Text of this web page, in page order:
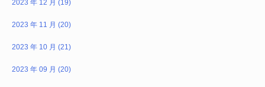
2023 年 12 月 (19)
2023 年 11 月 (20)
2023 年 10 月 (21)
2023 年 09 月 (20)